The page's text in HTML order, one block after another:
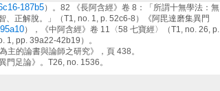
187b5）。82 《長阿含經》卷 8：「所謂十無學法：無
正解脫。」（T1, no. 1, p. 52c6-8）《阿毘達磨集異門
），《中阿含經》卷 11〈58 七寶經〉（T1, no. 26, p.
1, pp. 39a22-42b19）。
主的論書與論師之研究》，頁 438。
門足論》。T26, no. 1536。